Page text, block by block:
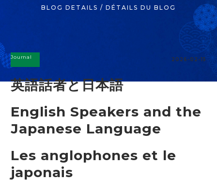
BLOG DETAILS / DÉTAILS DU BLOG
Journal 2026-02-15
英語話者と日本語
English Speakers and the
Japanese Language
Les anglophones et le
japonais